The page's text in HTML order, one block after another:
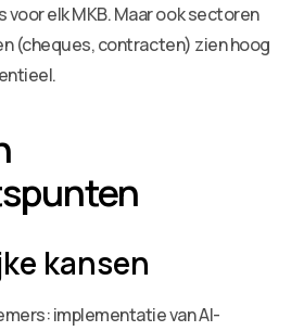
elk MKB. Maar ook sectoren
(cheques, contracten) zien hoog
kansen
implementatie van AI-